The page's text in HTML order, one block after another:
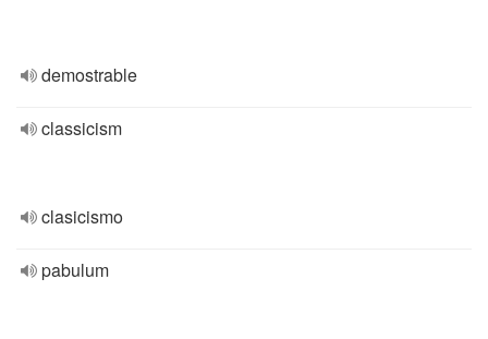
demostrable
classicism
clasicismo
pabulum